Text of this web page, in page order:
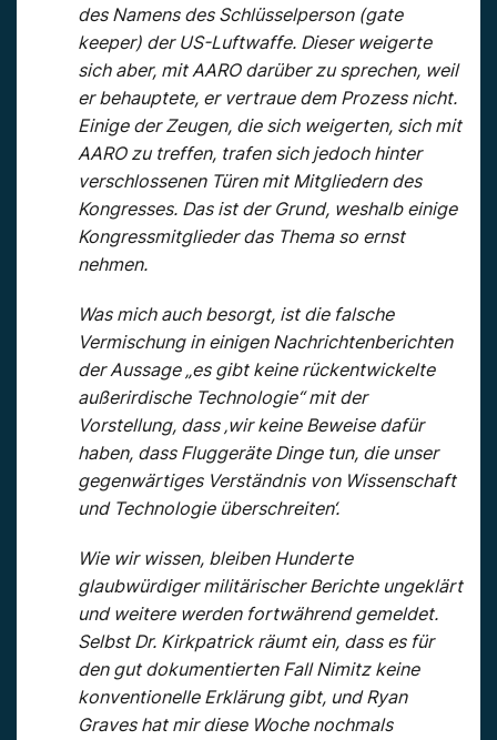
des Namens des Schlüsselperson (gate
keeper) der US-Luftwaffe. Dieser weigerte
sich aber, mit AARO darüber zu sprechen, weil
er behauptete, er vertraue dem Prozess nicht.
Einige der Zeugen, die sich weigerten, sich mit
AARO zu treffen, trafen sich jedoch hinter
verschlossenen Türen mit Mitgliedern des
Kongresses. Das ist der Grund, weshalb einige
Kongressmitglieder das Thema so ernst
nehmen.
Was mich auch besorgt, ist die falsche
Vermischung in einigen Nachrichtenberichten
der Aussage „es gibt keine rückentwickelte
außerirdische Technologie“ mit der
Vorstellung, dass ‚wir keine Beweise dafür
haben, dass Fluggeräte Dinge tun, die unser
gegenwärtiges Verständnis von Wissenschaft
und Technologie überschreiten‘.
Wie wir wissen, bleiben Hunderte
glaubwürdiger militärischer Berichte ungeklärt
und weitere werden fortwährend gemeldet.
Selbst Dr. Kirkpatrick räumt ein, dass es für
den gut dokumentierten Fall Nimitz keine
konventionelle Erklärung gibt, und Ryan
Graves hat mir diese Woche nochmals